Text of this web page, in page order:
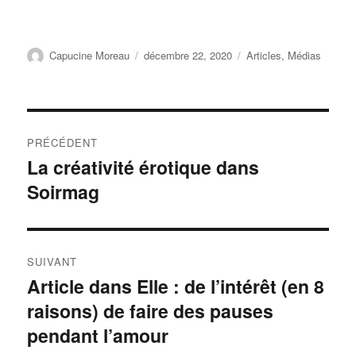
Auteur
Capucine Moreau
Publié
décembre 22, 2020 Catégories
Articles, Médias
de
l’article
PRÉCÉDENT
Publication
précédente :
La créativité érotique dans
Soirmag
SUIVANT
Publication
suivante :
Article dans Elle : de l’intérêt (en 8
raisons) de faire des pauses
pendant l’amour